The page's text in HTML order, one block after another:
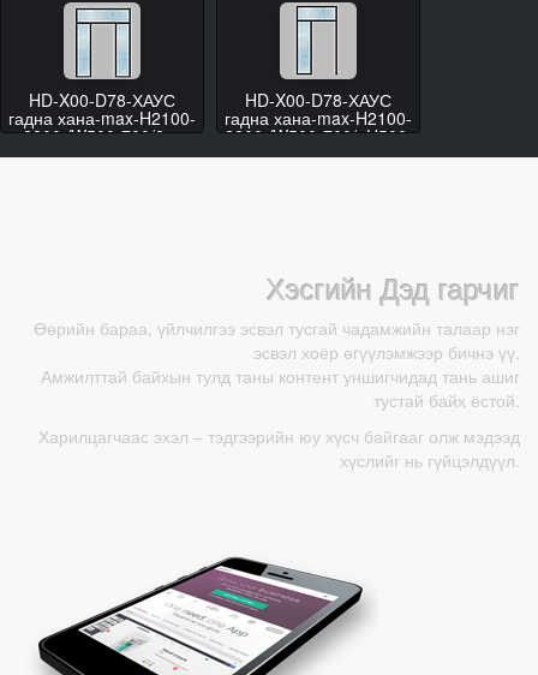
HD-X00-D78-ХАУС
гадна хана-max-H2100-
2200 /W500-700/2ш,
H500-700 /W2200-
HD-X00-D78-ХАУС
гадна хана-max-H2100-
2200 /W500-700/, H500-
700 /W1700-1900/
Хэсгийн Дэд гарчиг
Өөрийн бараа, үйлчилгээ эсвэл тусгай чадамжийн талаар нэг
эсвэл хоёр өгүүлэмжээр бичнэ үү.
Амжилттай байхын тулд таны контент уншигчидад тань ашиг
тустай байх ёстой.
Харилцагчаас эхэл – тэдгээрийн юу хүсч байгааг олж мэдээд
хүслийг нь гүйцэлдүүл.